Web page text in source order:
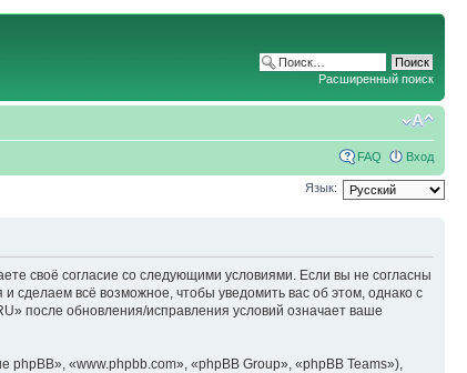
Расширенный поиск
FAQ Вход
Язык:
своё согласие со следующими условиями. Если вы не согласны
сделаем всё возможное, чтобы уведомить вас об этом, однако с
после обновления/исправления условий означает ваше
«www.phpbb.com», «phpBB Group», «phpBB Teams»),